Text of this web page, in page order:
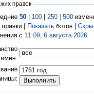
правок
50| 100| 250| 500
| Показатьботов |
с 11:09, 6 августа 2026.
имён: